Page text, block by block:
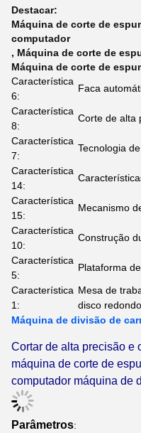
Destacar:
Máquina de corte de
computador
, Máquina de corte de
Máquina de corte de
Característica
6:
Faca
Característica
8:
Corte de alta
Característica
7:
Tecnologia
Característica
14:
Característica
15:
Mecanismo
Característica
10:
Construção
Característica
5:
Plataforma
Característica
1:
Mesa de
disco redondo
Máquina de divisão de
Cortar de alta precisão e
máquina de corte de
computador máquina de
Parâmetros: